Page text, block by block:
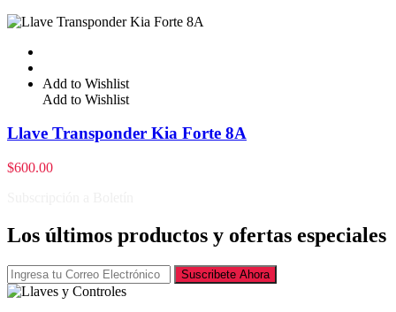
Add to Wishlist
Add to Wishlist
Llave Transponder Kia Forte 8A
$600.00
Los últimos productos y ofertas especiales
Suscribete Ahora